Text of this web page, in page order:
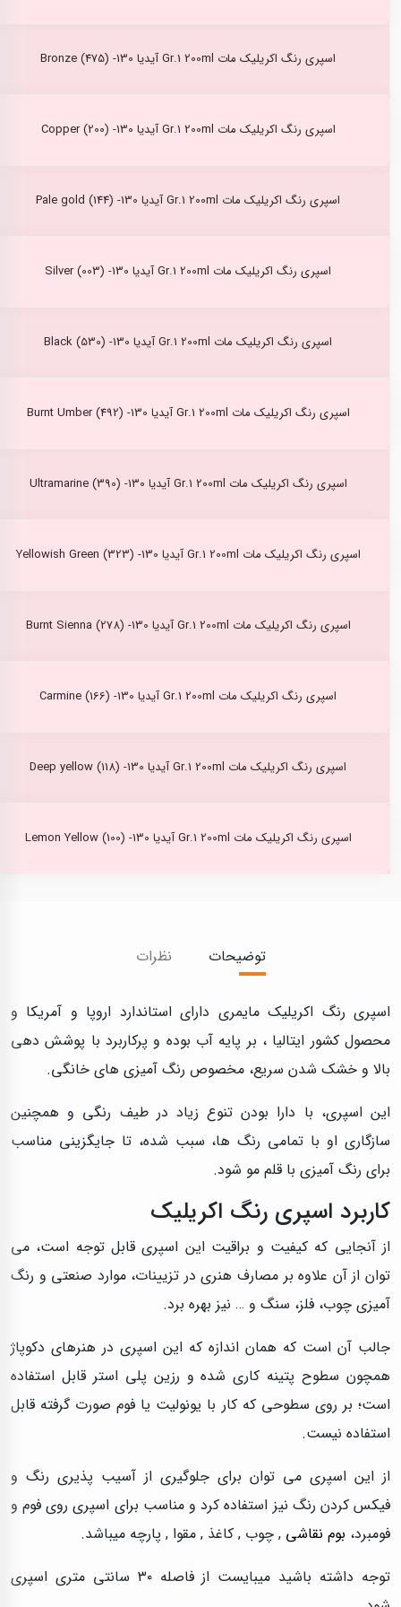
اسپری رنگ اکریلیک مات Gr.1 200ml آیدیا Bronze (475) -130
اسپری رنگ اکریلیک مات Gr.1 200ml آیدیا Copper (200) -130
اسپری رنگ اکریلیک مات Gr.1 200ml آیدیا Pale gold (144) -130
اسپری رنگ اکریلیک مات Gr.1 200ml آیدیا Silver (003) -130
اسپری رنگ اکریلیک مات Gr.1 200ml آیدیا Black (530) -130
اسپری رنگ اکریلیک مات Gr.1 200ml آیدیا Burnt Umber (492) -130
اسپری رنگ اکریلیک مات Gr.1 200ml آیدیا Ultramarine (390) -130
اسپری رنگ اکریلیک مات Gr.1 200ml آیدیا Yellowish Green (323) -130
اسپری رنگ اکریلیک مات Gr.1 200ml آیدیا Burnt Sienna (278) -130
اسپری رنگ اکریلیک مات Gr.1 200ml آیدیا Carmine (166) -130
اسپری رنگ اکریلیک مات Gr.1 200ml آیدیا Deep yellow (118) -130
اسپری رنگ اکریلیک مات Gr.1 200ml آیدیا Lemon Yellow (100) -130
توضیحات نظرات
اسپری رنگ اکریلیک مایمری دارای استاندارد اروپا و آمریکا و
محصول کشور ایتالیا ، بر پایه آب بوده و پرکاربرد با پوشش دهی
بالا و خشک شدن سریع، مخصوص رنگ آمیزی های خانگی.
این اسپری، با دارا بودن تنوع زیاد در طیف رنگی و همچنین
سازگاری او با تمامی رنگ ها، سبب شده، تا جایگزینی مناسب
برای رنگ آمیزی با قلم مو شود.
کاربرد اسپری رنگ اکریلیک
از آنجایی که کیفیت و براقیت این اسپری قابل توجه است، می
توان از آن علاوه بر مصارف هنری در تزیینات، موارد صنعتی و رنگ
آمیزی چوب، فلز، سنگ و … نیز بهره برد.
جالب آن است که همان اندازه که این اسپری در هنرهای دکوپاژ
همچون سطوح پتینه کاری شده و رزین پلی استر قابل استفاده
است؛ بر روی سطوحی که کار با یونولیت یا فوم صورت گرفته قابل
استفاده نیست.
از این اسپری می توان برای جلوگیری از آسیب پذیری رنگ و
فیکس کردن رنگ نیز استفاده کرد و مناسب برای اسپری روی فوم و
فومبرد، بوم نقاشی , چوب , کاغذ , مقوا , پارچه میباشد.
توجه داشته باشید میبایست از فاصله ۳۰ سانتی متری اسپری